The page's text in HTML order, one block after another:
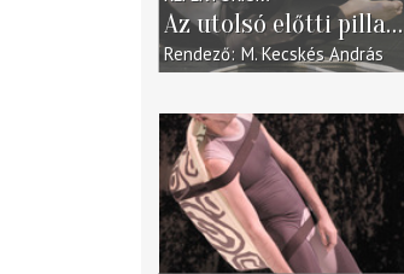
Az utolsó előtti pillanat
Rendező M. Kecskés András